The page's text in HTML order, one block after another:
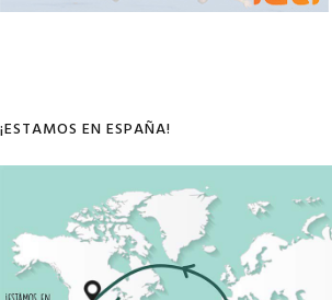
¡ESTAMOS EN ESPAÑA!